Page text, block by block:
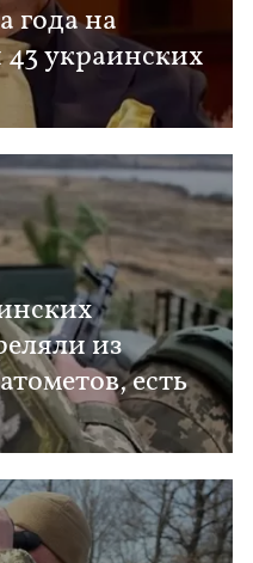
года на
украинских
из
есть